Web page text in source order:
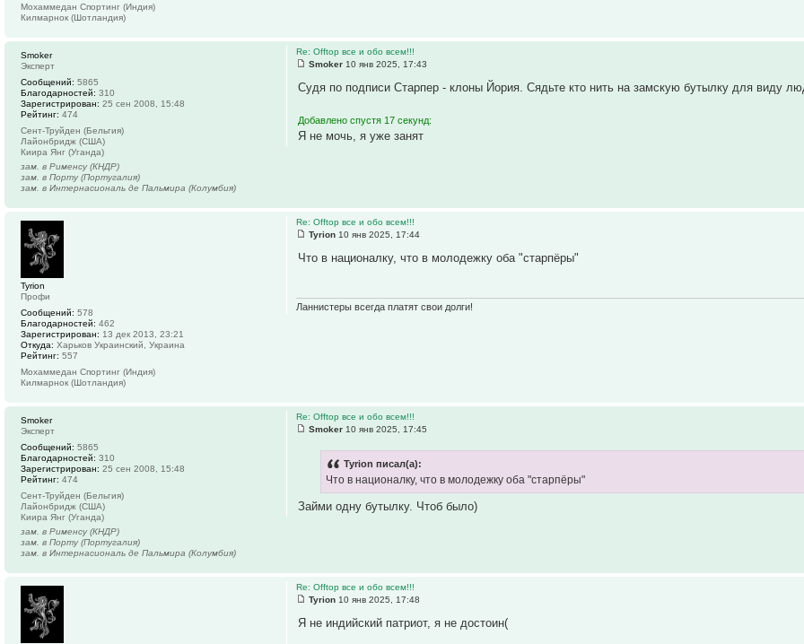
Мохаммедан Спортинг (Индия)
Килмарнок (Шотландия)
Re: Offtop все и обо всем!!!
Smoker 10 янв 2025, 17:43
Судя по подписи Старпер - клоны Йория. Сядьте кто нить на замскую бутылку для виду
Добавлено спустя 17 секунд:
Я не мочь, я уже занят
Smoker
Эксперт
Сообщений: 5865
Благодарностей: 310
Зарегистрирован: 25 сен 2008, 15:48
Рейтинг: 474
Сент-Труйден (Бельгия)
Лайонбридж (США)
Киира Янг (Уганда)
зам. в Рименсу (КНДР)
зам. в Порту (Португалия)
зам. в Интернасиональ де Пальмира (Колумбия)
Re: Offtop все и обо всем!!!
Tyrion 10 янв 2025, 17:44
Что в националку, что в молодежку оба "старпёры"
Ланнистеры всегда платят свои долги!
Tyrion
Профи
Сообщений: 578
Благодарностей: 462
Зарегистрирован: 13 дек 2013, 23:21
Откуда: Харьков Украинский, Украина
Рейтинг: 557
Мохаммедан Спортинг (Индия)
Килмарнок (Шотландия)
Re: Offtop все и обо всем!!!
Smoker 10 янв 2025, 17:45
Tyrion писал(а):
Что в националку, что в молодежку оба "старпёры"
Займи одну бутылку. Чтоб было)
Smoker
Эксперт
Сообщений: 5865
Благодарностей: 310
Зарегистрирован: 25 сен 2008, 15:48
Рейтинг: 474
Сент-Труйден (Бельгия)
Лайонбридж (США)
Киира Янг (Уганда)
зам. в Рименсу (КНДР)
зам. в Порту (Португалия)
зам. в Интернасиональ де Пальмира (Колумбия)
Re: Offtop все и обо всем!!!
Tyrion 10 янв 2025, 17:48
Я не индийский патриот, я не достоин(